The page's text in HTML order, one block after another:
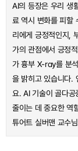
AI의 등장은 우리 생
료 역시 변화를 피할
리에게 긍정적인지,
가의 관점에서 긍정
가 흉부 X-ray를 분
을 밝히고 있습니다.
요. AI 기술이 골다공
줄이는 데 중요한 역
튜어트 실버맨 교수